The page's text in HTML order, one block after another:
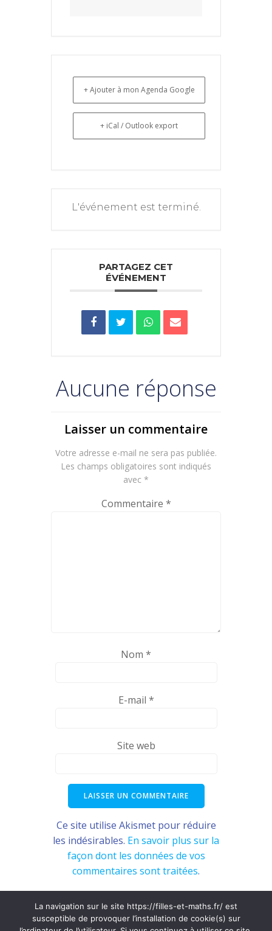
+ Ajouter à mon Agenda Google
+ iCal / Outlook export
L'événement est terminé.
PARTAGEZ CET
ÉVÉNEMENT
Aucune réponse
Laisser un commentaire
Votre adresse e-mail ne sera pas publiée.
Les champs obligatoires sont indiqués
avec *
Commentaire *
Nom *
E-mail *
Site web
Ce site utilise Akismet pour réduire
les indésirables. En savoir plus sur la
façon dont les données de vos
commentaires sont traitées.
© 2026 Filles & Maths. Created for free using
La navigation sur le site https://filles-et-maths.fr/ est
susceptible de provoquer l’installation de cookie(s) sur